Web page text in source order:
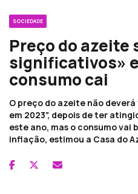
SOCIEDADE
Preço do azeite
significativos»
consumo cai
O preço do azeite não
em 2023”, depois de ter
este ano, mas o consumo vai
inflação, estimou a Casa do